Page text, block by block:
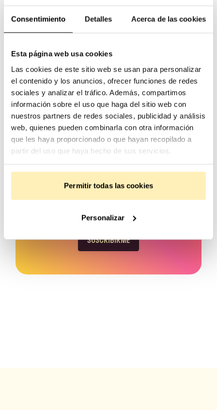
Consentimiento Detalles Acerca de las cookies
Esta página web usa cookies
Las cookies de este sitio web se usan para personalizar
el contenido y los anuncios, ofrecer funciones de redes
sociales y analizar el tráfico. Además, compartimos
información sobre el uso que haga del sitio web con
nuestros partners de redes sociales, publicidad y análisis
web, quienes pueden combinarla con otra información
que les haya proporcionado o que hayan recopilado a
partir del uso que haya hecho de sus servicios.
Permitir todas las cookies
Personalizar
Compártelo donde quieras
No te pierdas nada
oportunidades de inversión en Fundeen.
SUSCRIBIRME